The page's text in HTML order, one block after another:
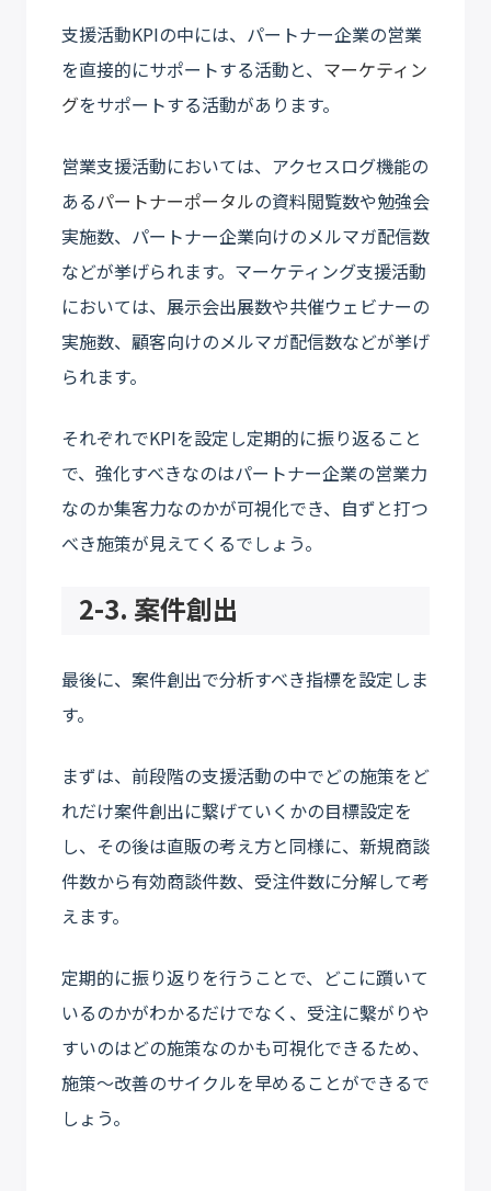
支援活動KPIの中には、パートナー企業の営業
を直接的にサポートする活動と、 マーケティン
グをサポートする活動があります。
営業支援活動においては、アクセスログ機能の
あるパートナーポータルの資料閲覧数や勉強会
実施数、パートナー企業向けのメルマガ配信数
などが挙げられます。マーケティング支援活動
においては、展示会出展数や共催ウェビナーの
実施数、顧客向けのメルマガ配信数などが挙げ
られます。
それぞれでKPIを設定し定期的に振り返ること
で、強化すべきなのはパートナー企業の営業力
なのか集客力なのかが可視化でき、自ずと打つ
べき施策が見えてくるでしょう。
2-3. 案件創出
最後に、案件創出で分析すべき指標を設定しま
す。
まずは、前段階の支援活動の中でどの施策をど
れだけ案件創出に繋げていくかの目標設定を
し、その後は直販の考え方と同様に、新規商談
件数から有効商談件数、受注件数に分解して考
えます。
定期的に振り返りを行うことで、どこに躓いて
いるのかがわかるだけでなく、受注に繫がりや
すいのはどの施策なのかも可視化できるため、
施策〜改善のサイクルを早めることができるで
しょう。